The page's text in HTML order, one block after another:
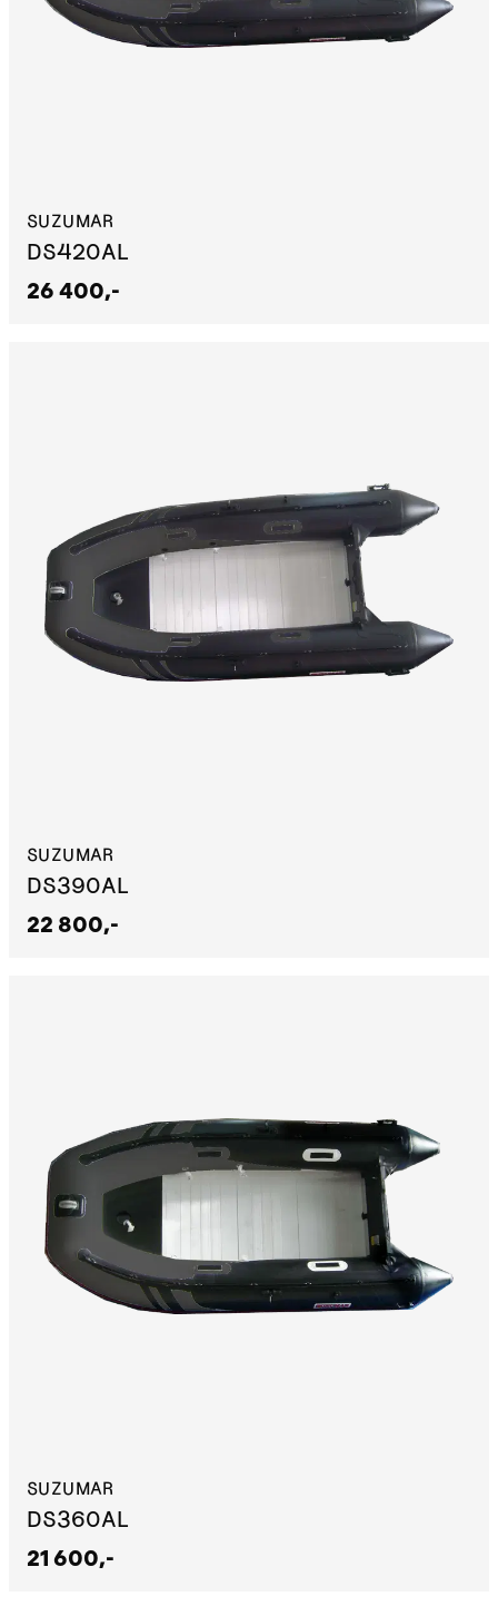
SUZUMAR
DS420AL
26 400,-
SUZUMAR
DS390AL
22 800,-
SUZUMAR
DS360AL
21 600,-